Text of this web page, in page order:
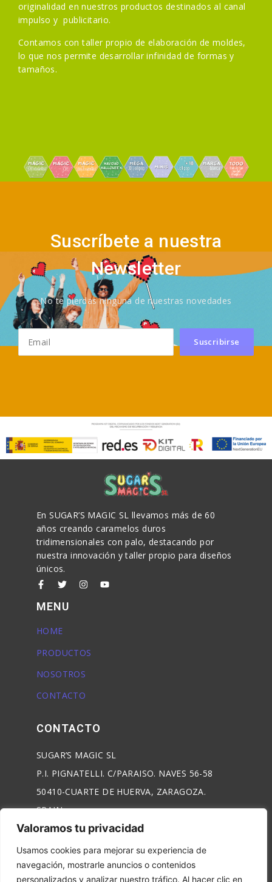
Valoramos tu privacidad
Usamos cookies para mejorar su experiencia de
navegación, mostrarle anuncios o contenidos
personalizados y analizar nuestro tráfico. Al hacer clic en
originalidad en nuestros productos destinados al canal
impulso y publicitario.
Contamos con taller propio de elaboración de moldes,
lo que nos permite desarrollar infinidad de formas y
tamaños.
Suscríbete a nuestra
Newsletter
No te pierdas ninguna de nuestras novedades
Suscribirse
En SUGAR’S MAGIC SL llevamos más de 60
años creando caramelos duros
tridimensionales con palo, destacando por
nuestra innovación y taller propio para diseños
únicos.
MENU
HOME
PRODUCTOS
NOSOTROS
CONTACTO
CONTACTO
SUGAR’S MAGIC SL
P.I. PIGNATELLI. C/PARAISO. NAVES 56-58
50410-CUARTE DE HUERVA, ZARAGOZA.
SPAIN.
+34 976463126
F: +34 976463127
EMAIL:
sugars@sugarsmagic.com